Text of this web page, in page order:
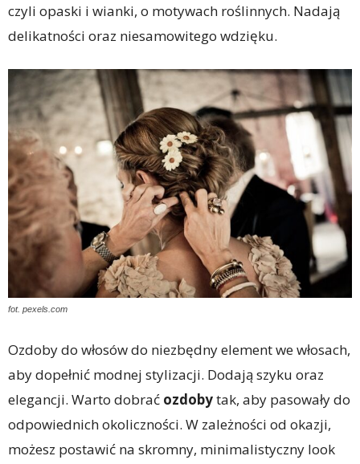
czyli opaski i wianki, o motywach roślinnych. Nadają
delikatności oraz niesamowitego wdzięku.
fot. pexels.com
Ozdoby do włosów do niezbędny element we włosach,
aby dopełnić modnej stylizacji. Dodają szyku oraz
elegancji. Warto dobrać ozdobytak, aby pasowały do
odpowiednich okoliczności. W zależności od okazji,
możesz postawić na skromny, minimalistyczny look